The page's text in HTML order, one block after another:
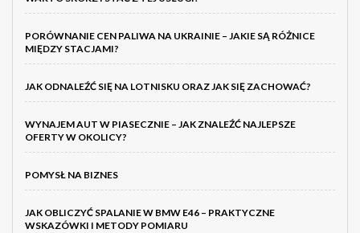
PORÓWNANIE CEN PALIWA NA UKRAINIE – JAKIE SĄ RÓŻNICE
MIĘDZY STACJAMI?
JAK ODNALEŹĆ SIĘ NA LOTNISKU ORAZ JAK SIĘ ZACHOWAĆ?
WYNAJEM AUT W PIASECZNIE – JAK ZNALEŹĆ NAJLEPSZE
OFERTY W OKOLICY?
POMYSŁ NA BIZNES
JAK OBLICZYĆ SPALANIE W BMW E46 – PRAKTYCZNE
WSKAZÓWKI I METODY POMIARU